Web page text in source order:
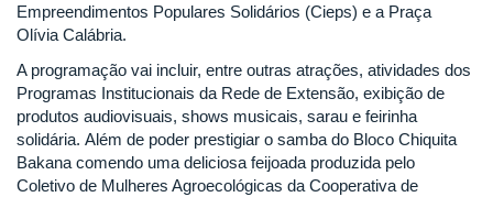
Empreendimentos Populares Solidários (Cieps) e a Praça
Olívia Calábria.
A programação vai incluir, entre outras atrações, atividades dos
Programas Institucionais da Rede de Extensão, exibição de
produtos audiovisuais, shows musicais, sarau e feirinha
solidária. Além de poder prestigiar o samba do Bloco Chiquita
Bakana comendo uma deliciosa feijoada produzida pelo
Coletivo de Mulheres Agroecológicas da Cooperativa de